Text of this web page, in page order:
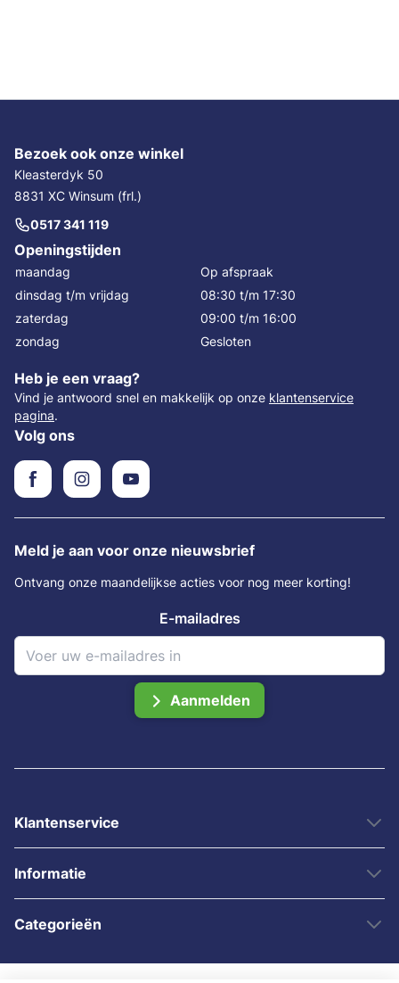
Bezoek ook onze winkel
Kleasterdyk 50
8831 XC Winsum (frl.)
0517 341 119
Openingstijden
maandag
Op afspraak
dinsdag t/m vrijdag
08:30 t/m 17:30
zaterdag
09:00 t/m 16:00
zondag
Gesloten
Heb je een vraag?
Vind je antwoord snel en makkelijk op onze klantenservice
pagina.
Volg ons
Meld je aan voor onze nieuwsbrief
Ontvang onze maandelijkse acties voor nog meer korting!
E-mailadres
Aanmelden
Klantenservice
Informatie
Categorieën